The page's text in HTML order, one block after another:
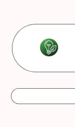
content
L
e
s
astuces